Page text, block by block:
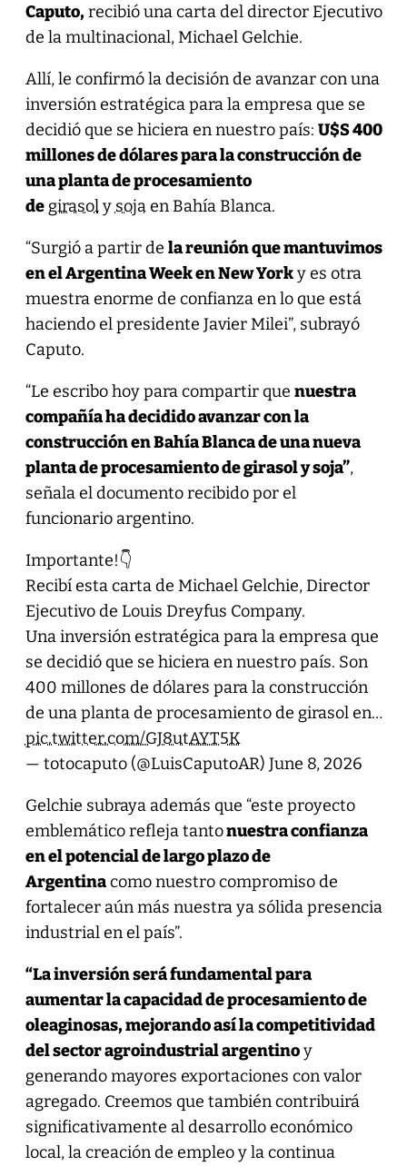
Caputo,recibió una carta del director Ejecutivo
de la multinacional, Michael Gelchie.
Allí, le confirmó la decisión de avanzar con una
inversión estratégica para la empresa que se
decidió que se hiciera en nuestro país: U$S 400
millones de dólares para la construcción de
una planta de procesamiento
de girasoly sojaen Bahía Blanca.
“Surgió a partir de la reunión que mantuvimos
en el Argentina Week en New Yorky es otra
muestra enorme de confianza en lo que está
haciendo el presidente Javier Milei”, subrayó
Caputo.
“Le escribo hoy para compartir que nuestra
compañía ha decidido avanzar con la
construcción en Bahía Blanca de una nueva
planta de procesamiento de girasol y soja”,
señala el documento recibido por el
funcionario argentino.
Importante!👇
Recibí esta carta de Michael Gelchie, Director
Ejecutivo de Louis Dreyfus Company.
Una inversión estratégica para la empresa que
se decidió que se hiciera en nuestro país. Son
400 millones de dólares para la construcción
de una planta de procesamiento de girasol en…
pic.twitter.com/GJ8utAYT5K
— totocaputo (@LuisCaputoAR) June 8, 2026
Gelchie subraya además que “este proyecto
emblemático refleja tantonuestra confianza
en el potencial de largo plazo de
Argentinacomo nuestro compromiso de
fortalecer aún más nuestra ya sólida presencia
industrial en el país”.
“La inversión será fundamental para
aumentar la capacidad de procesamiento de
oleaginosas, mejorando así la competitividad
del sector agroindustrial argentinoy
generando mayores exportaciones con valor
agregado. Creemos que también contribuirá
significativamente al desarrollo económico
local, la creación de empleo y la continua